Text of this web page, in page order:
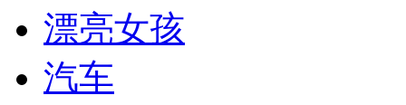
漂亮女孩
汽车